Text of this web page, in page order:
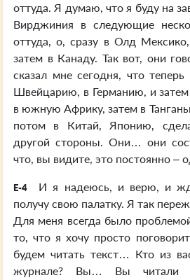
оттуда. Я думаю, что я буду на
Вирджиния в следующие
оттуда, о, сразу в Олд
затем в Канаду. Так вот, они
сказал мне сегодня, что
Швейцарию, в Германию, и
в южную Африку, затем в
потом в Китай, Японию,
другой стороны. Они… они
что, вы видите, это постоянно –
E-4
И я надеюсь, и верю, и
получу свою палатку. Я так
Для меня всегда было
то, что я хочу просто
будем читать текст… Кто из
журнале? Вы… Вы